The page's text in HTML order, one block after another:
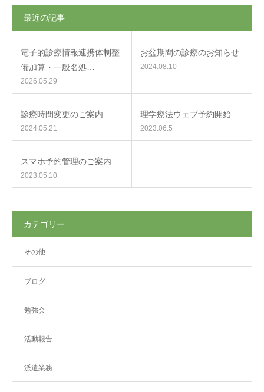
最近の記事
電子的診療情報連携体制整
備加算・一般名処…
2026.05.29
お盆期間の診療のお知らせ
2024.08.10
診療時間変更のご案内
2024.05.21
理学療法ウェブ予約開始
2023.06.5
スマホ予約管理のご案内
2023.05.10
カテゴリー
その他
ブログ
勉強会
活動報告
派遣業務